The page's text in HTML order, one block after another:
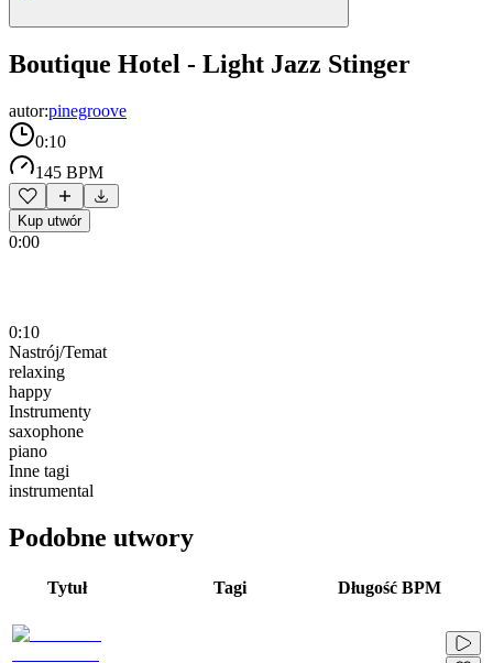
Boutique Hotel - Light Jazz Stinger
autor:pinegroove
0:10
145 BPM
Kup utwór
0:00
0:10
Nastrój/Temat
relaxing
happy
Instrumenty
saxophone
piano
Inne tagi
instrumental
Podobne utwory
Tytuł Tagi Długość BPM